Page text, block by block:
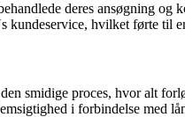
deres ansøgning og
kundeservice, hvilket førte til
smidige proces, hvor alt
i forbindelse med